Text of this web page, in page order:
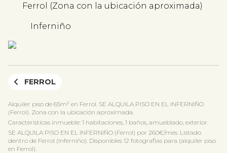
Ferrol (Zona con la ubicación aproximada)
Inferniño
FERROL
Alquiler piso de 65m² en Ferrol. SE ALQUILA PISO EN EL INFERNIÑO
(Ferrol). Zona con la ubicación aproximada.
Características inmueble: 1 habitaciones, 1 baños, amueblado, exterior.
SE ALQUILA PISO EN EL INFERNIÑO (Ferrol) por 260€/mes. Listado
dentro de Ferrol (Inferniño). Disponibles 12 fotografias para (alquiler piso
en Ferrol).